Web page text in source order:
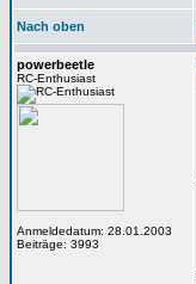
Nach oben
powerbeetle
RC-Enthusiast
Anmeldedatum: 28.01.2003
Beiträge: 3993